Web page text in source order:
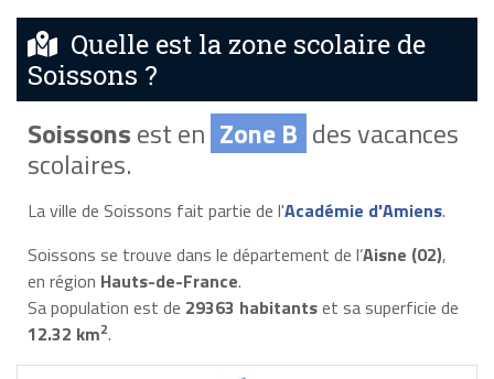
Quelle est la zone scolaire de
Soissons ?
Soissonsest en Zone B des vacances
scolaires.
La ville de Soissons fait partie de l'Académie d'Amiens.
Soissons se trouve dans le département de l’Aisne (02),
en région Hauts-de-France.
Sa population est de 29363 habitantset sa superficie de
12.32 km2.